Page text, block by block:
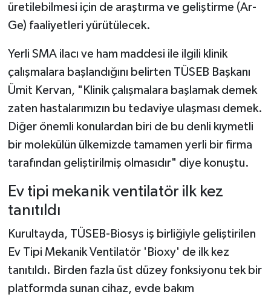
üretilebilmesi için de araştırma ve geliştirme (Ar-
Ge) faaliyetleri yürütülecek.
Yerli SMA ilacı ve ham maddesi ile ilgili klinik
çalışmalara başlandığını belirten TÜSEB Başkanı
Ümit Kervan, "Klinik çalışmalara başlamak demek
zaten hastalarımızın bu tedaviye ulaşması demek.
Diğer önemli konulardan biri de bu denli kıymetli
bir molekülün ülkemizde tamamen yerli bir firma
tarafından geliştirilmiş olmasıdır" diye konuştu.
Ev tipi mekanik ventilatör ilk kez
tanıtıldı
Kurultayda, TÜSEB-Biosys iş birliğiyle geliştirilen
Ev Tipi Mekanik Ventilatör 'Bioxy' de ilk kez
tanıtıldı. Birden fazla üst düzey fonksiyonu tek bir
platformda sunan cihaz, evde bakım